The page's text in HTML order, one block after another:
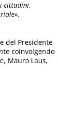
cittadini,
».
del Presidente
coinvolgendo
Mauro Laus,